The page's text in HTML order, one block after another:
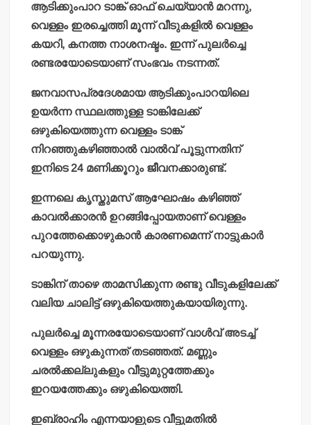
ആടിക്കുംപാറ ടാങ്ക് ഓഫ് ചെയ്യാന്‍ മറന്നു,
വെള്ളം ഇരച്ചെത്തി മൂന്ന് വീടുകളില്‍ വെള്ളം
കയറി, കനത്ത നാശനഷ്ടം. ഇന്ന് പുലര്‍ച്ചെ
രണ്ടരയോടെയാണ് സംഭവം നടന്നത്.
ജനവാസപ്രദേശമായ ആടിക്കുംപാറയിലെ
ഉയര്‍ന്ന സ്ഥലത്തുള്ള ടാങ്കിലേക്ക്
ഒഴുകിയെത്തുന്ന വെള്ളം ടാങ്ക്
നിറഞ്ഞുകഴിഞ്ഞാല്‍ വാല്‍വ് പൂട്ടുന്നതിന്
ഇനിടെ 24 മണിക്കൂറും ജീവനക്കാരുണ്ട്.
ഇന്നലെ കൃസ്തുമസ് ആഘോഷം കഴിഞ്ഞ്
കാവല്‍ക്കാരന്‍ ഉറങ്ങിപ്പോയതാണ് വെള്ളം
പുറത്തേക്കൊഴുകാന്‍ കാരണമെന്ന് നാട്ടുകാര്‍
പറയുന്നു.
ടാങ്കിന് താഴെ താമസിക്കുന്ന രണ്ടു വീടുകളിലേക്ക്
വലിയ ചാലിട്ട് ഒഴുകിയെത്തുകയായിരുന്നു.
പുലര്‍ച്ചെ മൂന്നരയോടെയാണ് വാള്‍വ് അടച്ച്
വെള്ളം ഒഴുകുന്നത് തടഞ്ഞത്. മണ്ണും
ചരല്‍ക്കല്ലുകളും വീട്ടുമുറ്റത്തേക്കും
ഇറയത്തേക്കും ഒഴുകിയെത്തി.
ഇബ്രാഹിം എന്നയാളുടെ വീട്ടുമതില്‍